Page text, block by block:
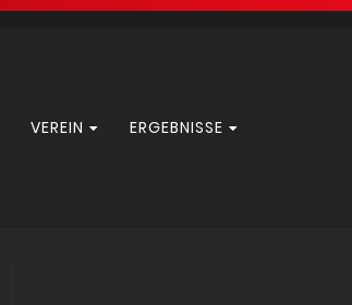
VEREIN ERGEBNISSE